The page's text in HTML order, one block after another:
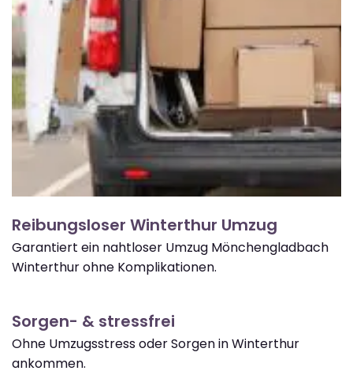
Reibungsloser Winterthur Umzug
Garantiert ein nahtloser Umzug Mönchengladbach
Winterthur ohne Komplikationen.
Sorgen- & stressfrei
Ohne Umzugsstress oder Sorgen in Winterthur
ankommen.